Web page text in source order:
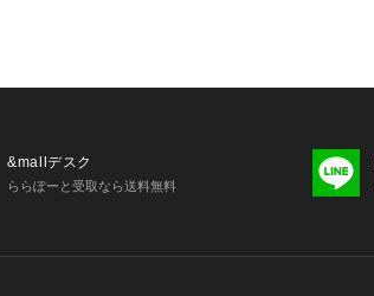
&mallデスク
ららぽーと受取なら送料無料